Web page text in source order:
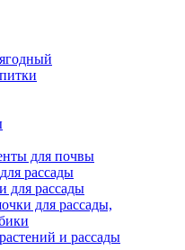
для почвы
рассады
для рассады
для рассады,
и рассады